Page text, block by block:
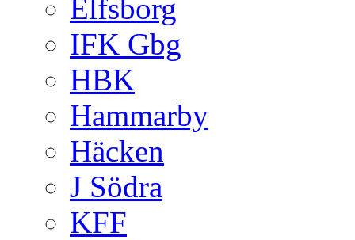
Elfsborg
IFK Gbg
HBK
Hammarby
Häcken
J Södra
KFF